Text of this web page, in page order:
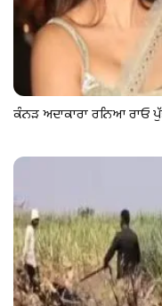
ਕੰਨੜ ਅਦਾਕਾਰਾ ਰਨਿਆ ਰਾਓ